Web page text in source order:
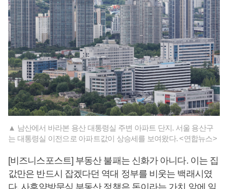
▲ 남산에서 바라본 용산 대통령실 주변 아파트 단지. 서울 용산구
는 대통령실 이전으로 아파트값이 상승세를 보여왔다. <연합뉴스>
[비즈니스포스트] 부동산 불패는 신화가 아니다. 이는 집
값만은 반드시 잡겠다던 역대 정부를 비웃는 백래시였